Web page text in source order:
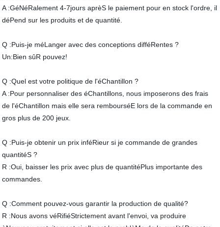
A :GéNéRalement 4-7jours aprèS le paiement pour en stock l'ordre, il
déPend sur les produits et de quantité.
Q :Puis-je méLanger avec des conceptions difféRentes ?
Un:Bien sûR pouvez!
Q :Quel est votre politique de l'éChantillon ?
A :Pour personnaliser des éChantillons, nous imposerons des frais
de l'éChantillon mais elle sera rembourséE lors de la commande en
gros plus de 200 jeux.
Q :Puis-je obtenir un prix inféRieur si je commande de grandes
quantitéS ?
R :Oui, baisser les prix avec plus de quantitéPlus importante des
commandes.
Q :Comment pouvez-vous garantir la production de qualité?
R :Nous avons véRifiéStrictement avant l'envoi, va produire